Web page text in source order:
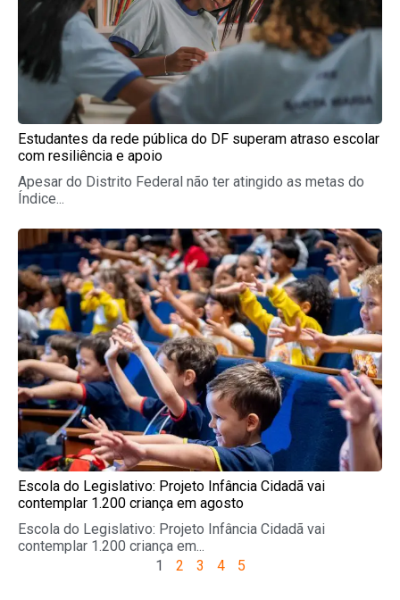
Estudantes da rede pública do DF superam atraso escolar
com resiliência e apoio
Apesar do Distrito Federal não ter atingido as metas do
Índice...
Escola do Legislativo: Projeto Infância Cidadã vai
contemplar 1.200 criança em agosto
Escola do Legislativo: Projeto Infância Cidadã vai
contemplar 1.200 criança em...
1 2 3 4 5